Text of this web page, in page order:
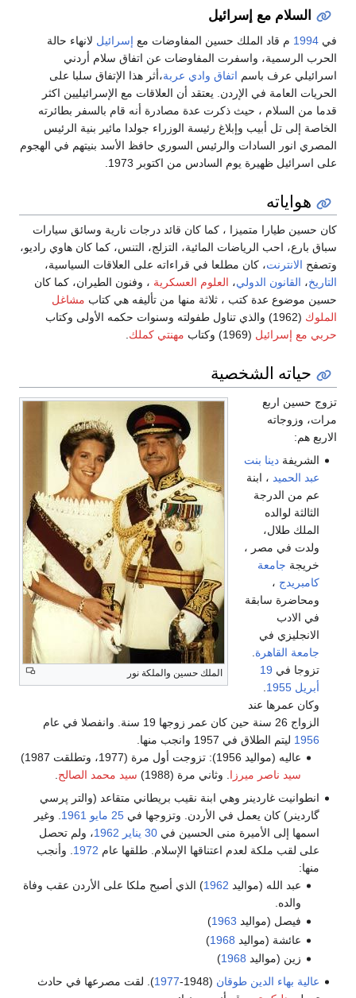
السلام مع إسرائيل
في 1994 م قاد الملك حسين المفاوضات مع إسرائيل لانهاء حالة
الحرب الرسمية، واسفرت المفاوضات عن اتفاق سلام أردني
اسرائيلي عرف باسم اتفاق وادي عربة،أثر هذا الإتفاق سلبا على
الحريات العامة في الإردن. يعتقد أن العلاقات مع الإسرائيليين اكثر
قدما من السلام ، حيث ذكرت عدة مصادرة أنه قام بالسفر بطائرته
الخاصة إلى تل أبيب وإبلاغ رئيسة الوزراء جولدا مائير بنية الرئيس
المصري انور السادات والرئيس السوري حافظ الأسد بنيتهم في الهجوم
على اسرائيل ظهيرة يوم السادس من اكتوبر 1973.
هواياته
كان حسين طيارا متميزا ، كما كان قائد درجات نارية وسائق سيارات
سباق بارع، احب الرياضات المائية، التزلج، التنس، كما كان هاوي راديو،
وتصفح الانترنت، كان مطلعا في قراءاته على العلاقات السياسية،
التاريخ، القانون الدولي، العلوم العسكرية ، وفنون الطيران، كما كان
حسين موضوع عدة كتب ، ثلاثة منها من تأليفه هي كتاب مشاغل
الملوك (1962) والذي تناول طفولته وسنوات حكمه الأولى وكتاب
حربي مع إسرائيل (1969) وكتاب مهنتي كملك.
حياته الشخصية
الملك حسين والملكة نور
تزوج حسين اربع
مرات، وزوجاته
الاربع هم:
الشريفةدينا بنت
عبد الحميد ، ابنة
عم من الدرجة
الثالثة لوالده
الملك طلال،
ولدت في مصر ،
خريجة جامعة
كامبريدج ،
ومحاضرة سابقة
في الادب
الانجليزي في
جامعة القاهرة
تزوجا في 19
أبريل 1955
وكان عمرها عند
الزواج 26 سنة حين كان عمر زوجها 19 سنة. وانفصلا في عام
1956 ليتم الطلاق في 1957 وانجب منها.
عاليه (مواليد 1956): تزوجت أول مرة (1977، وتطلقت 1987)
سيد ناصر ميرزا . وثاني مرة (1988) سيد محمد الصالح
انطوانيت غاردينر وهي ابنة نقيب بريطاني متقاعد (والتر پرسي
گاردينر) كان يعمل في الأردن. وتزوجها في25 مايو 1961 . وغير
اسمها إلى الأميرة منى الحسين في30 يناير 1962، ولم تحصل
على لقب ملكة لعدم اعتناقها الإسلام. طلقها عام 1972 . وأنجب
منها:
عبد الله (مواليد 1962) الذي أصبح ملكا على الأردن عقب وفاة
والده.
فيصل (مواليد 1963
)
عائشة (مواليد 1968
)
زين (مواليد 1968
)
عالية بهاء الدين طوقان (1948-
1977). لقت مصرعها في حادث